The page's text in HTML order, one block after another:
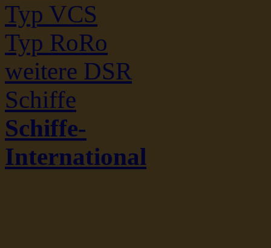
Typ VCS
Typ RoRo
weitere DSR
Schiffe
Schiffe-
International